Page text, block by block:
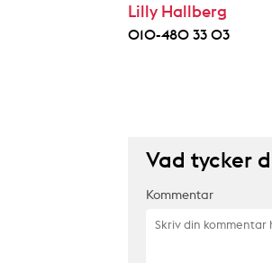
Lilly Hallberg
010-480 33 03
Vad tycker
Kommentar